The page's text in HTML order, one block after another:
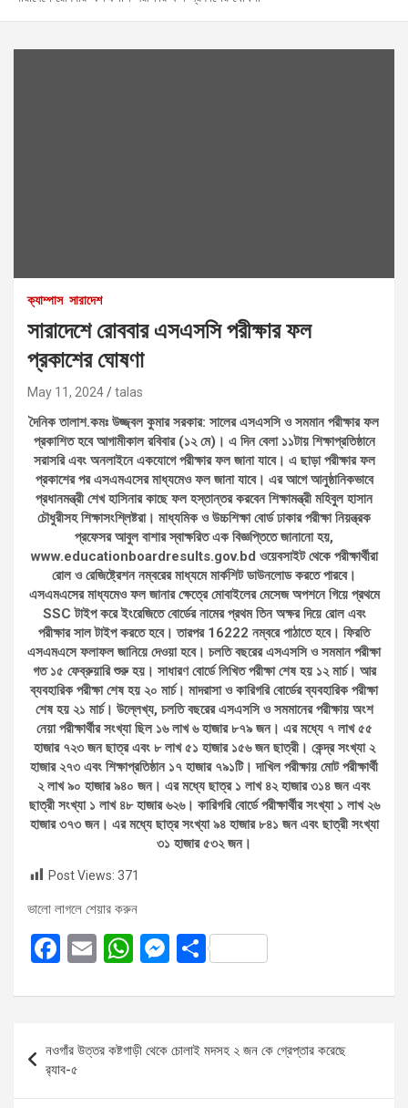
ক্যাম্পাস সারাদেশ
সারাদেশে রোববার এসএসসি পরীক্ষার ফল
প্রকাশের ঘোষণা
May 11, 2024 talas
দৈনিক তালাশ.কমঃ উজ্জ্বল কুমার সরকার: সালের এসএসসি ও সমমান পরীক্ষার ফল
প্রকাশিত হবে আগামীকাল রবিবার (১২ মে)। এ দিন বেলা ১১টায় শিক্ষাপ্রতিষ্ঠানে
সরাসরি এবং অনলাইনে একযোগে পরীক্ষার ফল জানা যাবে। এ ছাড়া পরীক্ষার ফল
প্রকাশের পর এসএমএসের মাধ্যমেও ফল জানা যাবে। এর আগে আনুষ্ঠানিকভাবে
প্রধানমন্ত্রী শেখ হাসিনার কাছে ফল হস্তান্তর করবেন শিক্ষামন্ত্রী মহিবুল হাসান
চৌধুরীসহ শিক্ষাসংশ্লিষ্টরা। মাধ্যমিক ও উচ্চশিক্ষা বোর্ড ঢাকার পরীক্ষা নিয়ন্ত্রক
প্রফেসর আবুল বাশার স্বাক্ষরিত এক বিজ্ঞপ্তিতে জানানো হয়,
www.educationboardresults.gov.bd ওয়েবসাইট থেকে পরীক্ষার্থীরা
রোল ও রেজিষ্ট্রেশন নম্বরের মাধ্যমে মার্কশিট ডাউনলোড করতে পারবে।
এসএমএসের মাধ্যমেও ফল জানার ক্ষেত্রে মোবাইলের মেসেজ অপশনে গিয়ে প্রথমে
SSC টাইপ করে ইংরেজিতে বোর্ডের নামের প্রথম তিন অক্ষর দিয়ে রোল এবং
পরীক্ষার সাল টাইপ করতে হবে। তারপর 16222 নম্বরে পাঠাতে হবে। ফিরতি
এসএমএসে ফলাফল জানিয়ে দেওয়া হবে। চলতি বছরের এসএসসি ও সমমান পরীক্ষা
গত ১৫ ফেব্রুয়ারি শুরু হয়। সাধারণ বোর্ডে লিখিত পরীক্ষা শেষ হয় ১২ মার্চ। আর
ব্যবহারিক পরীক্ষা শেষ হয় ২০ মার্চ। মাদরাসা ও কারিগরি বোর্ডের ব্যবহারিক পরীক্ষা
শেষ হয় ২১ মার্চ। উল্লেখ্য, চলতি বছরের এসএসসি ও সমমানের পরীক্ষায় অংশ
নেয়া পরীক্ষার্থীর সংখ্যা ছিল ১৬ লাখ ৬ হাজার ৮৭৯ জন। এর মধ্যে ৭ লাখ ৫৫
হাজার ৭২৩ জন ছাত্র এবং ৮ লাখ ৫১ হাজার ১৫৬ জন ছাত্রী। কেন্দ্র সংখ্যা ২
হাজার ২৭৩ এবং শিক্ষাপ্রতিষ্ঠান ১৭ হাজার ৭৯১টি। দাখিল পরীক্ষায় মোট পরীক্ষার্থী
২ লাখ ৯০ হাজার ৯৪০ জন। এর মধ্যে ছাত্র ১ লাখ ৪২ হাজার ৩১৪ জন এবং
ছাত্রী সংখ্যা ১ লাখ ৪৮ হাজার ৬২৬। কারিগরি বোর্ডে পরীক্ষার্থীর সংখ্যা ১ লাখ ২৬
হাজার ৩৭৩ জন। এর মধ্যে ছাত্র সংখ্যা ৯৪ হাজার ৮৪১ জন এবং ছাত্রী সংখ্যা
৩১ হাজার ৫৩২ জন।
Post Views: 371
ভালো লাগলে শেয়ার করুন
F
ce
b
o
o
E
ail
W
at
s
A
p
M
se
g
er
S
ar
navigation
নওগাঁর উত্তর কষ্টগাড়ী থেকে চোলাই মদসহ ২ জন কে গ্রেপ্তার করেছে
র‌্যাব-৫